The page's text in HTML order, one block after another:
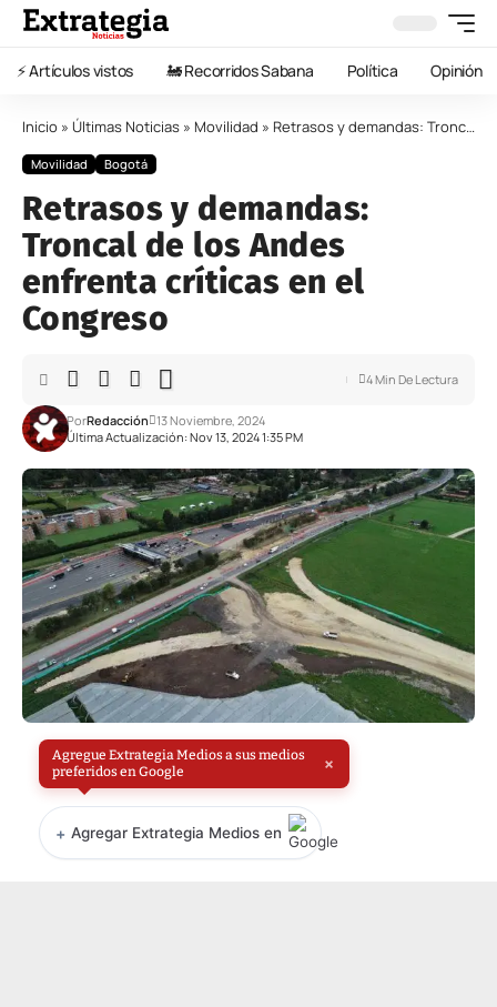
⚡️ Artículos vistos 🚂 Recorridos Sabana Política Opinión
Inicio » Últimas Noticias » Movilidad » Retrasos y demandas: Troncal de los Andes enfrenta críticas en el Congreso
Movilidad Bogotá
Retrasos y demandas:
Troncal de los Andes
enfrenta críticas en el
Congreso
Última Actualización: Nov 13, 2024 1:35 PM
PorRedacción 13 Noviembre, 2024
4 Min De Lectura
Agregue Extrategia Medios a sus medios
preferidos en Google
×
+ Agregar Extrategia Medios en